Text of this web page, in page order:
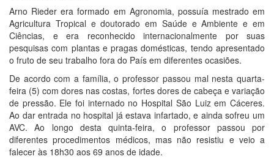
Arno Rieder era formado em Agronomia, possuía mestrado em
Agricultura Tropical e doutorado em Saúde e Ambiente e em
Ciências, e era reconhecido internacionalmente por suas
pesquisas com plantas e pragas domésticas, tendo apresentado
o fruto de seu trabalho fora do País em diferentes ocasiões.
De acordo com a família, o professor passou mal nesta quarta-
feira (5) com dores nas costas, fortes dores de cabeça e variação
de pressão. Ele foi internado no Hospital São Luiz em Cáceres.
Ao dar entrada no hospital já estava infartado, e ainda sofreu um
AVC. Ao longo desta quinta-feira, o professor passou por
diferentes procedimentos médicos, mas não resistiu e veio a
falecer às 18h30 aos 69 anos de idade.